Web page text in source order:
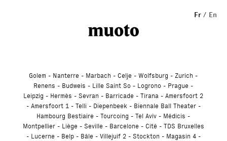
Fr En
Golem Nanterre Marbach Celje Wolfsburg
Zurich
Renens
Budweis Lille Saint So Logrono
Prague
Leipzig
Hermès Sevran Barricade Tirana
Amersfoort 2
Amersfoort 1
Telli Diepenbeek
Biennale Ball Theater
Hambourg Bestiaire
Tourcoing Tel Aviv
Médicis
Montpellier
Liège Seville Barcelone Cité
TDS Bruxelles
Lucerne
Belp Bâle Villejuif 2 Stockton
Magasin 4